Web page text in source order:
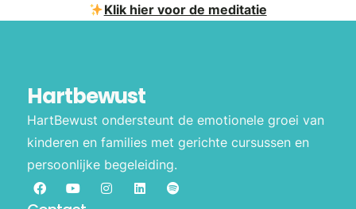
Klik hier voor de meditatie
Hartbewust
HartBewust ondersteunt de emotionele groei van
kinderen en families met gerichte cursussen en
persoonlijke begeleiding.